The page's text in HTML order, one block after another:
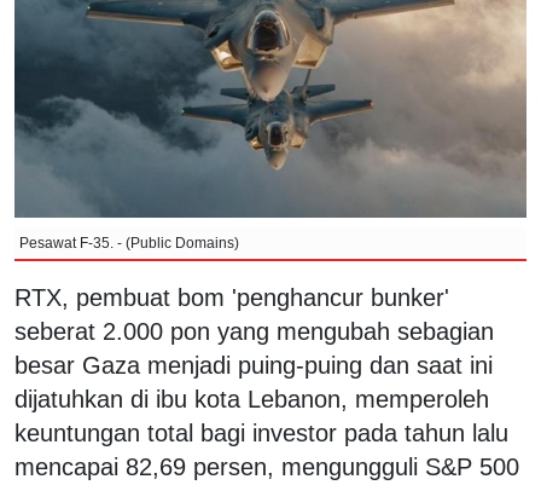
Pesawat F-35. - (Public Domains)
RTX, pembuat bom 'penghancur bunker'
seberat 2.000 pon yang mengubah sebagian
besar Gaza menjadi puing-puing dan saat ini
dijatuhkan di ibu kota Lebanon, memperoleh
keuntungan total bagi investor pada tahun lalu
mencapai 82,69 persen, mengungguli S&P 500